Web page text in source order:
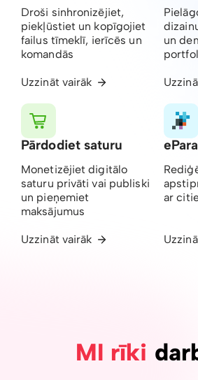
Droši sinhronizējiet,
piekļūstiet un kopīgojiet
failus tīmeklī, ierīcēs un
komandās
Uzzināt vairāk
un
Pārdodiet saturu
Monetizējiet digitālo
saturu privāti vai publiski
un pieņemiet
maksājumus
Uzzināt vairāk
ar
MI rīki